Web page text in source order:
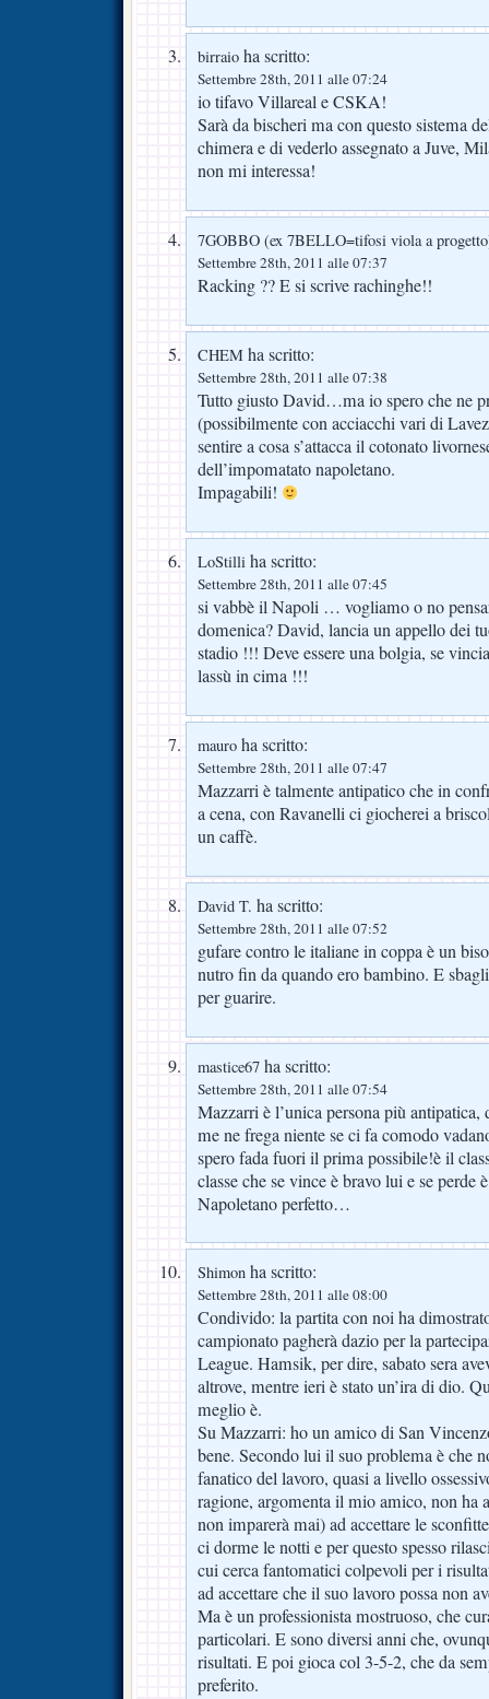
birraio ha scritto:
Settembre 28th, 2011 alle 07:24
io tifavo Villareal e CSKA!
Sarà da bischeri ma con questo sistema
chimera e di vederlo assegnato a Juve,
non mi interessa!
7GOBBO (ex 7BELLO=tifosi viola a
Settembre 28th, 2011 alle 07:37
Racking ?? E si scrive rachinghe!!
CHEM ha scritto:
Settembre 28th, 2011 alle 07:38
Tutto giusto David…ma io spero che ne
(possibilmente con acciacchi vari di
sentire a cosa s’attacca il cotonato
dell’impomatato napoletano.
Impagabili!
LoStilli ha scritto:
Settembre 28th, 2011 alle 07:45
si vabbè il Napoli … vogliamo o no
domenica? David, lancia un appello dei
stadio !!! Deve essere una bolgia, se
lassù in cima !!!
mauro ha scritto:
Settembre 28th, 2011 alle 07:47
Mazzarri è talmente antipatico che in
a cena, con Ravanelli ci giocherei a
un caffè.
David T. ha scritto:
Settembre 28th, 2011 alle 07:52
gufare contro le italiane in coppa è un
nutro fin da quando ero bambino. E
per guarire.
mastice67 ha scritto:
Settembre 28th, 2011 alle 07:54
Mazzarri è l’unica persona più
me ne frega niente se ci fa comodo
spero fada fuori il prima possibile!è il
classe che se vince è bravo lui e se perde
Napoletano perfetto…
Shimon ha scritto:
Settembre 28th, 2011 alle 08:00
Condivido: la partita con noi ha
campionato pagherà dazio per la
League. Hamsik, per dire, sabato sera
altrove, mentre ieri è stato un’ira di dio.
meglio è.
Su Mazzarri: ho un amico di San
bene. Secondo lui il suo problema è che
fanatico del lavoro, quasi a livello
ragione, argomenta il mio amico, non ha
non imparerà mai) ad accettare le
ci dorme le notti e per questo spesso
cui cerca fantomatici colpevoli per i
ad accettare che il suo lavoro possa non
Ma è un professionista mostruoso, che
particolari. E sono diversi anni che,
risultati. E poi gioca col 3-5-2, che da
preferito.